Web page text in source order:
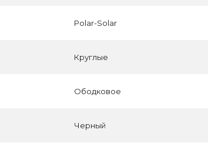
Polar-Solar
Круглые
Ободковое
Черный